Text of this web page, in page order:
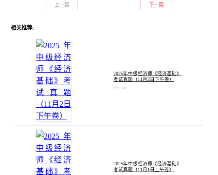
上一篇 下一篇
相关推荐:
2025年中级经济师《经济基础》
考试真题（11月2日下午卷）
2025-11-05
2025年中级经济师《经济基础》
考试真题（11月1日上午卷）